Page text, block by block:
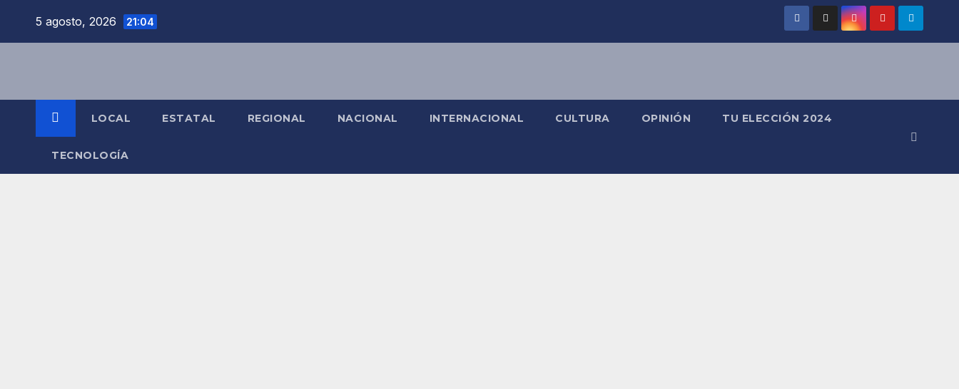
5 agosto, 2026 21:04
LOCAL ESTATAL REGIONAL NACIONAL INTERNACIONAL CULTURA OPINIÓN TU ELECCIÓN 2024
TECNOLOGÍA